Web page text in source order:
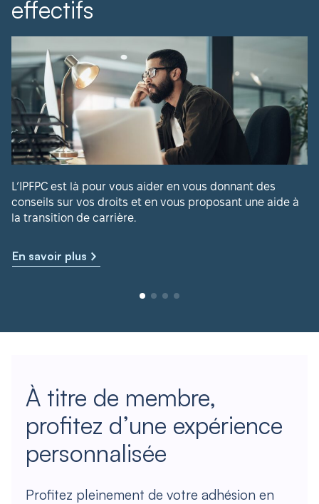
effectifs
L’IPFPC est là pour vous aider en vous donnant des
conseils sur vos droits et en vous proposant une aide à
la transition de carrière.
En savoir plus
À titre de membre,
profitez d’une expérience
personnalisée
Profitez pleinement de votre adhésion en